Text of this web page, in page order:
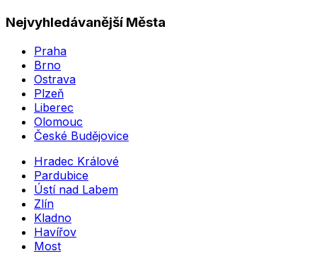
Nejvyhledávanější Města
Praha
Brno
Ostrava
Plzeň
Liberec
Olomouc
České Budějovice
Hradec Králové
Pardubice
Ústí nad Labem
Zlín
Kladno
Havířov
Most